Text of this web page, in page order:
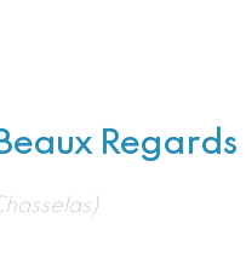
Regards